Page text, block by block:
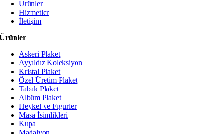
Ürünler
Hizmetler
İletişim
Ürünler
Askeri Plaket
Ayyıldız Koleksiyon
Kristal Plaket
Özel Üretim Plaket
Tabak Plaket
Albüm Plaket
Heykel ve Figürler
Masa İsimlikleri
Kupa